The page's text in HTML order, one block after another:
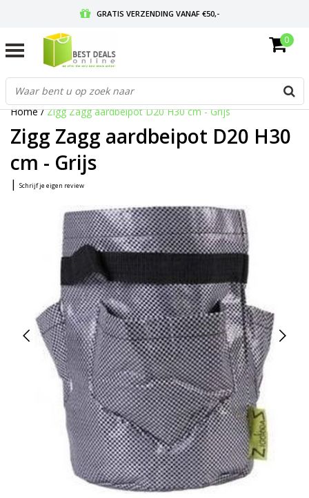
GRATIS VERZENDING VANAF €50,-
GRATIS RETOURNEREN EN 30 DAGEN BEDENKTIJD
0
Home/Zigg Zagg aardbeipot D20 H30 cm - Grijs
Zigg Zagg aardbeipot D20 H30
cm - Grijs
| Schrijf je eigen review